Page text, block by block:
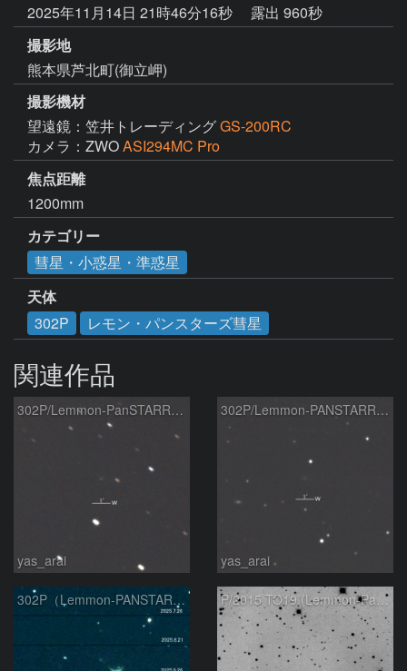
2025年11月14日 21時46分16秒
露出 960秒
撮影地
熊本県芦北町(御立岬)
撮影機材
望遠鏡：笠井トレーディングGS-200RC
カメラ：ZWOASI294MC Pro
焦点距離
1200mm
カテゴリー
彗星・小惑星・準惑星
天体
302P
レモン・パンスターズ彗星
関連作品
302P/Lemmon-PanSTARRS彗星
yas_arai
302P/Lemmon-PANSTARRS彗星
yas_arai
302P（Lemmon-PANSTARRS）の変化 P/2015 TO19 (Lemmon-PanSTARRS)